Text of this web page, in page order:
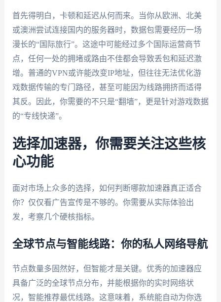
首先得明白，卡顿和延迟从何而来。当你从欧洲、北美
或澳洲尝试连接国内的服务器时，数据包需要经历一场
漫长的“国际旅行”。这途中可能经过多个国际运营商节
点，任何一处的拥堵或路由不佳都会导致丢包和延迟激
增。普通的VPN或许能改变IP地址，但往往无法优化游
戏数据传输的专门路径，甚至可能因为线路拥挤而适得
其反。因此，你需要的不只是“翻墙”，更是针对游戏数据
的“专线快递”。
选择加速器，你需要关注这些核
心功能
面对市场上众多的选择，如何判断哪款加速器真正适合
你？仅仅看广告宣传是不够的。你需要从实际体验出
发，考察几个硬核指标。
全球节点与智能线路：你的私人网络导航
节点数量多固然好，但智能才是关键。优秀的加速器应
具备广泛的全球节点分布，并能根据你的实时网络状
况，智能推荐最优线路。这意味着，系统能自动为你选